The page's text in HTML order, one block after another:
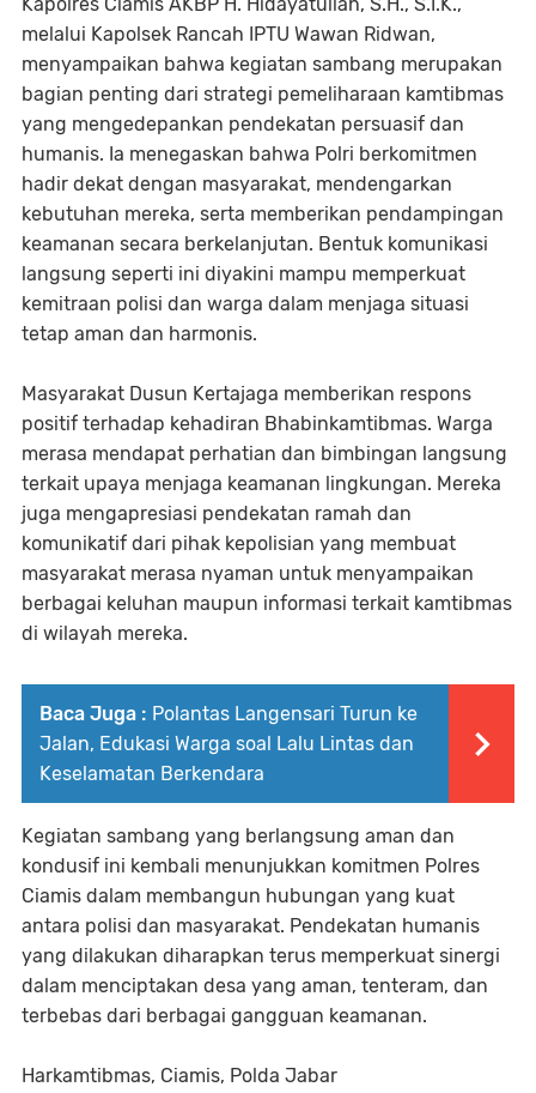
melalui Kapolsek Rancah IPTU Wawan Ridwan,
menyampaikan bahwa kegiatan sambang merupakan
bagian penting dari strategi pemeliharaan kamtibmas
yang mengedepankan pendekatan persuasif dan
humanis. Ia menegaskan bahwa Polri berkomitmen
hadir dekat dengan masyarakat, mendengarkan
kebutuhan mereka, serta memberikan pendampingan
keamanan secara berkelanjutan. Bentuk komunikasi
langsung seperti ini diyakini mampu memperkuat
kemitraan polisi dan warga dalam menjaga situasi
tetap aman dan harmonis.
Masyarakat Dusun Kertajaga memberikan respons
positif terhadap kehadiran Bhabinkamtibmas. Warga
merasa mendapat perhatian dan bimbingan langsung
terkait upaya menjaga keamanan lingkungan. Mereka
juga mengapresiasi pendekatan ramah dan
komunikatif dari pihak kepolisian yang membuat
masyarakat merasa nyaman untuk menyampaikan
berbagai keluhan maupun informasi terkait kamtibmas
di wilayah mereka.
Baca Juga : Polantas Langensari Turun ke
Jalan, Edukasi Warga soal Lalu Lintas dan
Keselamatan Berkendara
Kegiatan sambang yang berlangsung aman dan
kondusif ini kembali menunjukkan komitmen Polres
Ciamis dalam membangun hubungan yang kuat
antara polisi dan masyarakat. Pendekatan humanis
yang dilakukan diharapkan terus memperkuat sinergi
dalam menciptakan desa yang aman, tenteram, dan
terbebas dari berbagai gangguan keamanan.
Harkamtibmas, Ciamis, Polda Jabar